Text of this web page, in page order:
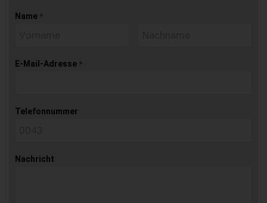
Name *
E-Mail-Adresse *
Telefonnummer
Nachricht